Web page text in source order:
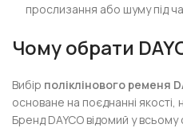
прослизання або шуму під
Чому обрати
Вибір поліклінового ременя
основане на поєднанні якості,
Бренд DAYCO відомий у всьому